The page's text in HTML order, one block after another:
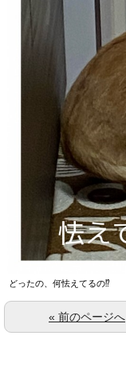
どったの、何怯えてるの⁉️
« 前のページへ